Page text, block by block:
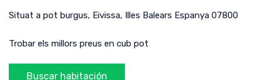
Situat a pot burgus, Eivissa, Illes Balears Espanya 07800
Trobar els millors preus en cub pot